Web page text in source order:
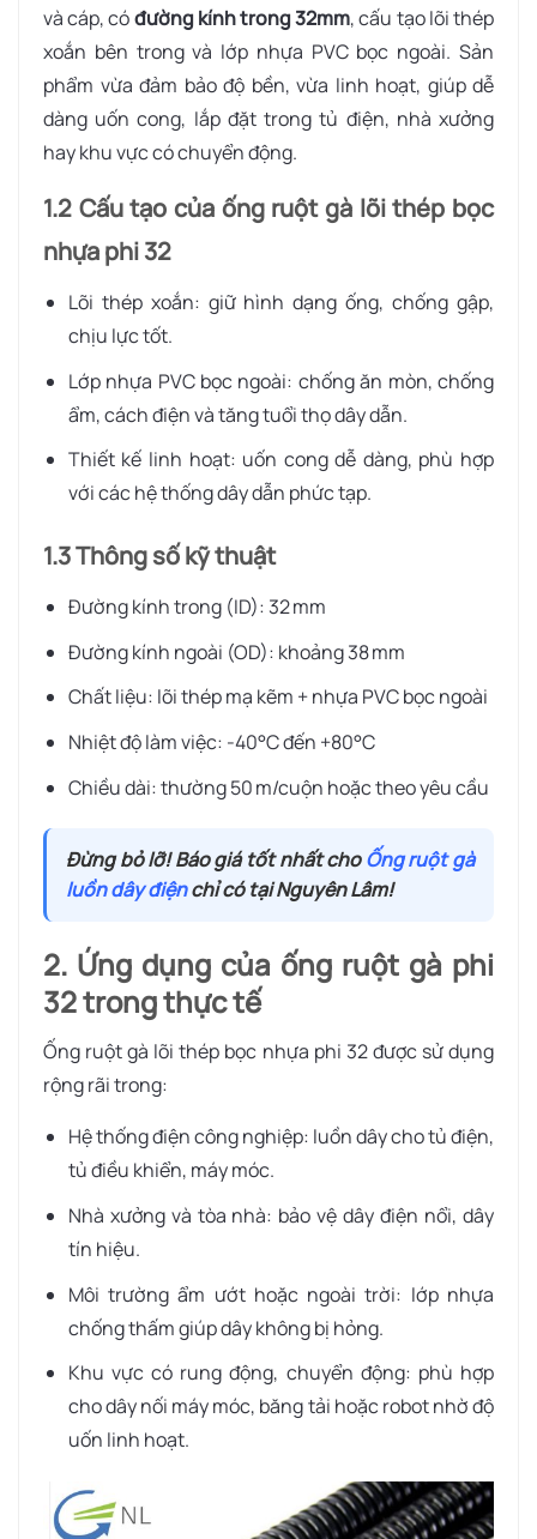
và cáp, cóđường kính trong 32mm, cấu tạo lõi thép
xoắn bên trong và lớp nhựa PVC bọc ngoài. Sản
phẩm vừa đảm bảo độ bền, vừa linh hoạt, giúp dễ
dàng uốn cong, lắp đặt trong tủ điện, nhà xưởng
hay khu vực có chuyển động.
1.2 Cấu tạo của ống ruột gà lõi thép bọc
nhựa phi 32
Lõi thép xoắn: giữ hình dạng ống, chống gập,
chịu lực tốt.
Lớp nhựa PVC bọc ngoài: chống ăn mòn, chống
ẩm, cách điện và tăng tuổi thọ dây dẫn.
Thiết kế linh hoạt: uốn cong dễ dàng, phù hợp
với các hệ thống dây dẫn phức tạp.
1.3 Thông số kỹ thuật
Đường kính trong (ID): 32 mm
Đường kính ngoài (OD): khoảng 38 mm
Chất liệu: lõi thép mạ kẽm + nhựa PVC bọc ngoài
Nhiệt độ làm việc: -40°C đến +80°C
Chiều dài: thường 50 m/cuộn hoặc theo yêu cầu
Đừng bỏ lỡ! Báo giá tốt nhất choỐng ruột gà
luồn dây điệnchỉ có tại Nguyên Lâm!
2. Ứng dụng của ống ruột gà phi
32 trong thực tế
Ống ruột gà lõi thép bọc nhựa phi 32 được sử dụng
rộng rãi trong:
Hệ thống điện công nghiệp: luồn dây cho tủ điện,
tủ điều khiển, máy móc.
Nhà xưởng và tòa nhà: bảo vệ dây điện nổi, dây
tín hiệu.
Môi trường ẩm ướt hoặc ngoài trời: lớp nhựa
chống thấm giúp dây không bị hỏng.
Khu vực có rung động, chuyển động: phù hợp
cho dây nối máy móc, băng tải hoặc robot nhờ độ
uốn linh hoạt.